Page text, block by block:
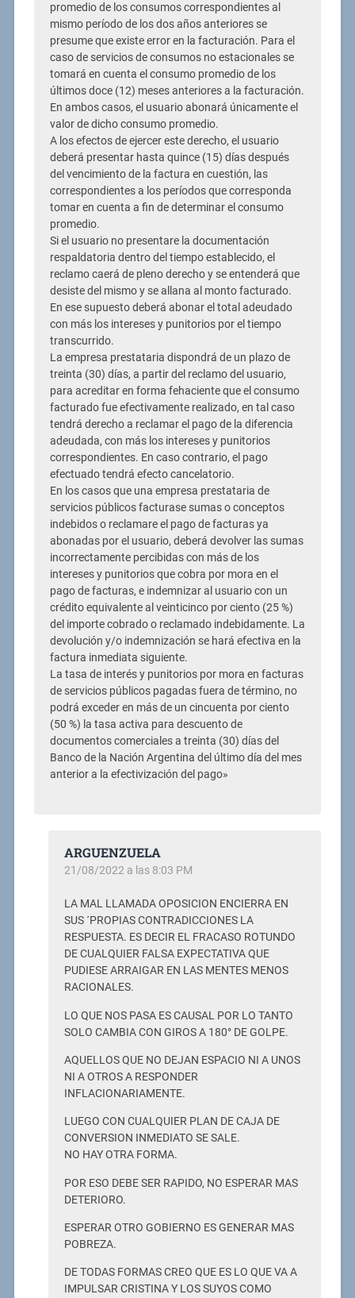
promedio de los consumos correspondientes al
mismo período de los dos años anteriores se
presume que existe error en la facturación. Para el
caso de servicios de consumos no estacionales se
tomará en cuenta el consumo promedio de los
últimos doce (12) meses anteriores a la facturación.
En ambos casos, el usuario abonará únicamente el
valor de dicho consumo promedio.
A los efectos de ejercer este derecho, el usuario
deberá presentar hasta quince (15) días después
del vencimiento de la factura en cuestión, las
correspondientes a los períodos que corresponda
tomar en cuenta a fin de determinar el consumo
promedio.
Si el usuario no presentare la documentación
respaldatoria dentro del tiempo establecido, el
reclamo caerá de pleno derecho y se entenderá que
desiste del mismo y se allana al monto facturado.
En ese supuesto deberá abonar el total adeudado
con más los intereses y punitorios por el tiempo
transcurrido.
La empresa prestataria dispondrá de un plazo de
treinta (30) días, a partir del reclamo del usuario,
para acreditar en forma fehaciente que el consumo
facturado fue efectivamente realizado, en tal caso
tendrá derecho a reclamar el pago de la diferencia
adeudada, con más los intereses y punitorios
correspondientes. En caso contrario, el pago
efectuado tendrá efecto cancelatorio.
En los casos que una empresa prestataria de
servicios públicos facturase sumas o conceptos
indebidos o reclamare el pago de facturas ya
abonadas por el usuario, deberá devolver las sumas
incorrectamente percibidas con más de los
intereses y punitorios que cobra por mora en el
pago de facturas, e indemnizar al usuario con un
crédito equivalente al veinticinco por ciento (25 %)
del importe cobrado o reclamado indebidamente. La
devolución y/o indemnización se hará efectiva en la
factura inmediata siguiente.
La tasa de interés y punitorios por mora en facturas
de servicios públicos pagadas fuera de término, no
podrá exceder en más de un cincuenta por ciento
(50 %) la tasa activa para descuento de
documentos comerciales a treinta (30) días del
Banco de la Nación Argentina del último día del mes
anterior a la efectivización del pago»
ARGUENZUELA
21/08/2022 a las 8:03 PM
LA MAL LLAMADA OPOSICION ENCIERRA EN
SUS ´PROPIAS CONTRADICCIONES LA
RESPUESTA. ES DECIR EL FRACASO ROTUNDO
DE CUALQUIER FALSA EXPECTATIVA QUE
PUDIESE ARRAIGAR EN LAS MENTES MENOS
RACIONALES.
LO QUE NOS PASA ES CAUSAL POR LO TANTO
SOLO CAMBIA CON GIROS A 180° DE GOLPE.
AQUELLOS QUE NO DEJAN ESPACIO NI A UNOS
NI A OTROS A RESPONDER
INFLACIONARIAMENTE.
LUEGO CON CUALQUIER PLAN DE CAJA DE
CONVERSION INMEDIATO SE SALE.
NO HAY OTRA FORMA.
POR ESO DEBE SER RAPIDO, NO ESPERAR MAS
DETERIORO.
ESPERAR OTRO GOBIERNO ES GENERAR MAS
POBREZA.
DE TODAS FORMAS CREO QUE ES LO QUE VA A
IMPULSAR CRISTINA Y LOS SUYOS COMO